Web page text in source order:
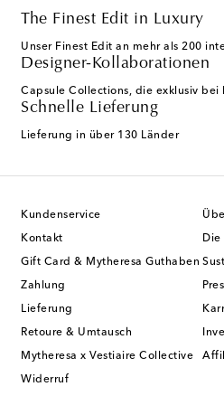
The Finest Edit in Luxury
Unser Finest Edit an mehr als 200
Designer-Kollaborationen
Capsule Collections, die exklusiv bei
Schnelle Lieferung
Lieferung in über 130 Länder
Kundenservice
Kontakt
Gift Card & Mytheresa Guthaben
Zahlung
Lieferung
Retoure & Umtausch
Mytheresa x Vestiaire Collective
Widerruf
Die